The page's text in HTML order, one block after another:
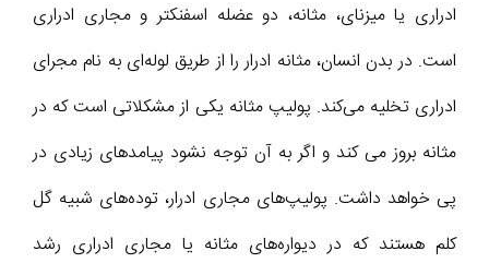
ادراری یا میزنای، مثانه، دو عضله اسفنکتر و مجاری ادراری
است. در بدن انسان، مثانه ادرار را از طریق لوله‌ای به نام مجرای
ادراری تخلیه می‌کند. پولیپ مثانه یکی از مشکلاتی است که در
مثانه بروز می کند و اگر به آن توجه نشود پیامدهای زیادی در
پی خواهد داشت. پولیپ‌های مجاری ادرار، توده‌های شبیه گل
کلم هستند که در دیواره‌های مثانه یا مجاری ادراری رشد